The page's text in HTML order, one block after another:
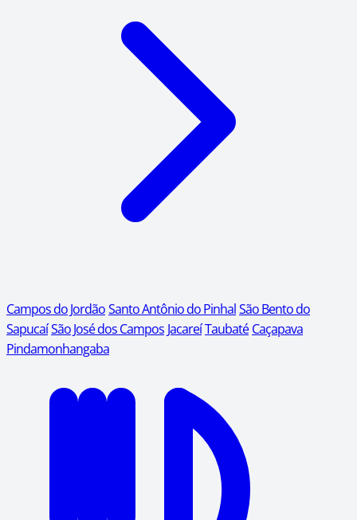
Campos do JordãoSanto Antônio do PinhalSão Bento do
SapucaíSão José dos Campos JacareíTaubaté Caçapava
Pindamonhangaba